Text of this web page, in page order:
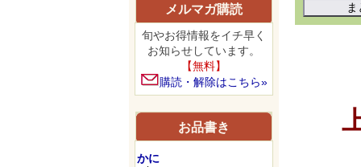
メルマガ購読
旬やお得情報をイチ早く
お知らせしています。
【無料】
購読・解除はこちら»
お品書き
かに